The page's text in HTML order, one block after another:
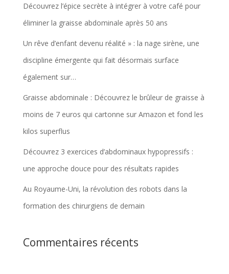
Découvrez l’épice secrète à intégrer à votre café pour
éliminer la graisse abdominale après 50 ans
Un rêve d’enfant devenu réalité » : la nage sirène, une
discipline émergente qui fait désormais surface
également sur…
Graisse abdominale : Découvrez le brûleur de graisse à
moins de 7 euros qui cartonne sur Amazon et fond les
kilos superflus
Découvrez 3 exercices d’abdominaux hypopressifs :
une approche douce pour des résultats rapides
Au Royaume-Uni, la révolution des robots dans la
formation des chirurgiens de demain
Commentaires récents